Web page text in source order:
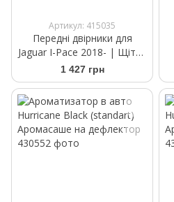
Артикул: 415035
Передні двірники для
Jaguar I-Pace 2018- | Щітки
склоочисника безкаркасні
Bosch AeroTwin A 621 S
1 427 грн